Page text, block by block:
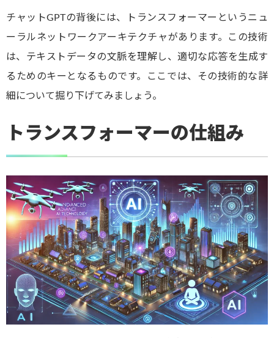
チャットGPTの背後には、トランスフォーマーというニュ
ーラルネットワークアーキテクチャがあります。この技術
は、テキストデータの文脈を理解し、適切な応答を生成す
るためのキーとなるものです。ここでは、その技術的な詳
細について掘り下げてみましょう。
トランスフォーマーの仕組み